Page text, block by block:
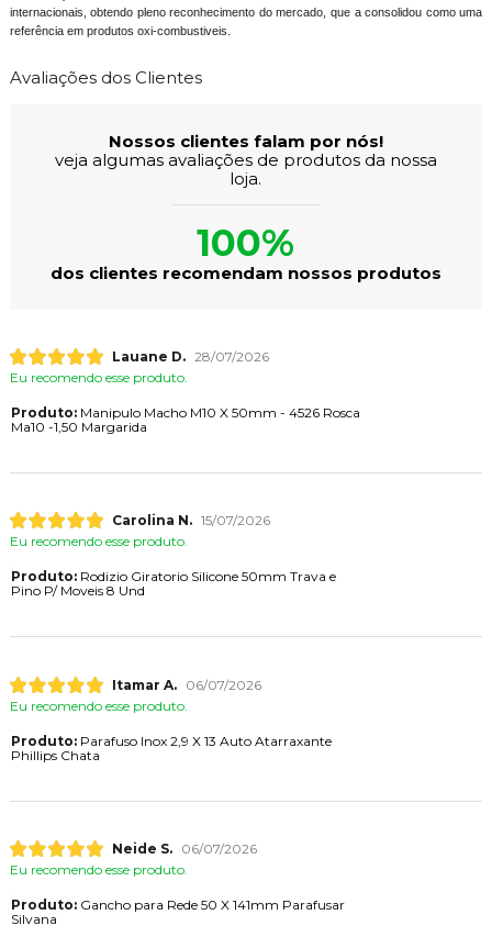
internacionais, obtendo pleno reconhecimento do mercado, que a consolidou como uma
referência em produtos oxi-combustiveis.
Avaliações dos Clientes
Nossos clientes falam por nós!
veja algumas avaliações de produtos da nossa
loja.
100%
dos clientes recomendam nossos produtos
Lauane D. 28/07/2026
Eu recomendo esse produto.
Produto:Manipulo Macho M10 X 50mm - 4526 Rosca
Ma10 -1,50 Margarida
Carolina N. 15/07/2026
Eu recomendo esse produto.
Produto:Rodizio Giratorio Silicone 50mm Trava e
Pino P/ Moveis 8 Und
Itamar A.
06/07/2026
Eu recomendo esse produto.
Produto:Parafuso Inox 2,9 X 13 Auto Atarraxante
Phillips Chata
Neide S.
06/07/2026
Eu recomendo esse produto.
Produto:Gancho para Rede 50 X 141mm Parafusar
Silvana